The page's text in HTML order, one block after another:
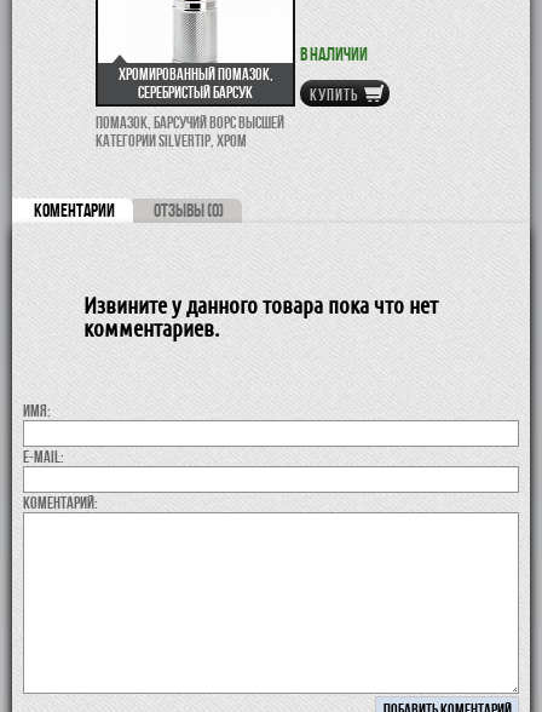
Хромированный помазок,
серебристый барсук
Помазок, барсучий ворс высшей
категории Silvertip, хром
В наличии
КУПИТЬ
КОМЕНТАРИИ ОТЗЫВЫ (0)
Извините у данного товара пока что нет
комментариев.
Имя:
E-MAIL:
коментарий: